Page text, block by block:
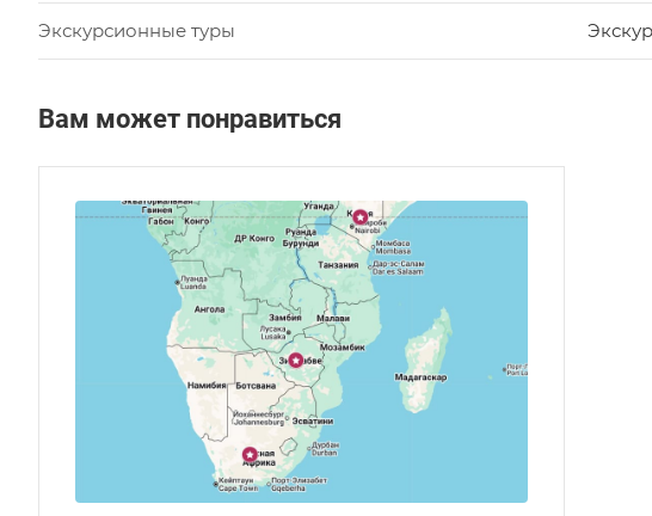
Экскурсионные туры
Вам может понравиться